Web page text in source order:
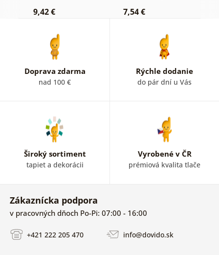
prevedení
9,42 € 7,54 €
Doprava zdarma
nad 100 €
Rýchle dodanie
do pár dní u Vás
Široký sortiment
tapiet a dekorácii
Vyrobené v ČR
prémiová kvalita tlače
Zákaznícka podpora
v pracovných dňoch Po-Pi: 07:00 - 16:00
+421 222 205 470 info@dovido.sk